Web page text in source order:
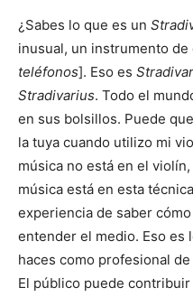
¿Sabes lo que es un
inusual, un instrumento de
teléfonos]. Eso es
Stradivarius. Todo el
en sus bolsillos. Puede
la tuya cuando utilizo mi
música no está en el
música está en esta
experiencia de saber
entender el medio. Eso es
haces como profesional
El público puede